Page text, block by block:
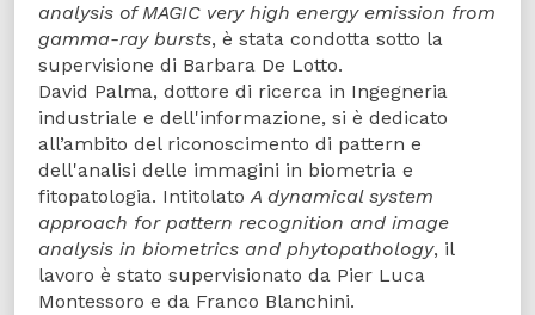
analysis of MAGIC very high energy emission from
gamma-ray bursts, è stata condotta sotto la
supervisione di Barbara De Lotto.
David Palma, dottore di ricerca in Ingegneria
industriale e dell'informazione, si è dedicato
all’ambito del riconoscimento di pattern e
dell'analisi delle immagini in biometria e
fitopatologia. IntitolatoA dynamical system
approach for pattern recognition and image
analysis in biometrics and phytopathology, il
lavoro è stato supervisionato da Pier Luca
Montessoro e da Franco Blanchini.